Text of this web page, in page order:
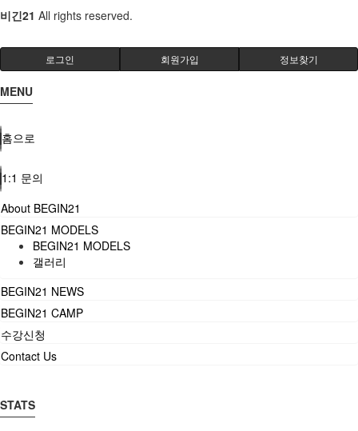
비긴21 All rights reserved.
로그인 회원가입 정보찾기
MENU
홈으로
1:1 문의
About BEGIN21
BEGIN21 MODELS
BEGIN21 MODELS
갤러리
BEGIN21 NEWS
BEGIN21 CAMP
수강신청
Contact Us
STATS